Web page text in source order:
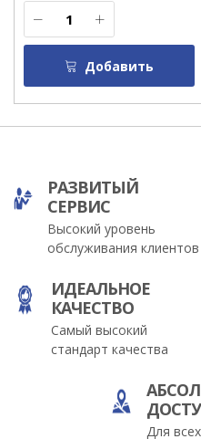
Добавить
РАЗВИТЫЙ
СЕРВИС
Высокий уровень
обслуживания клиентов
ИДЕАЛЬНОЕ
КАЧЕСТВО
Самый высокий
стандарт качества
Для